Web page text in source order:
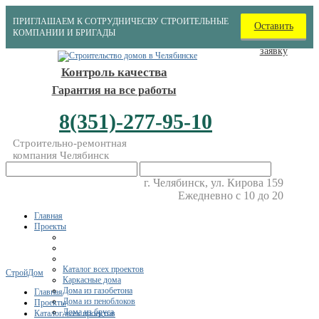
ПРИГЛАШАЕМ К СОТРУДНИЧЕСВУ СТРОИТЕЛЬНЫЕ
КОМПАНИИ И БРИГАДЫ
Оставить
заявку
Контроль качества
Гарантия на все работы
8(351)-277-95-10
Строительно-ремонтная
компания Челябинск
г. Челябинск, ул. Кирова 159
Ежедневно с 10 до 20
Главная
Проекты
Каталог всех проектов
Каркасные дома
Дома из газобетона
Дома из пеноблоков
Дома из бруса
СтройДом
Главная
Проекты
Каталог всех проектов